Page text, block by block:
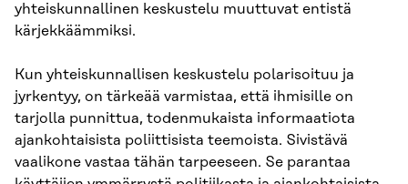
yhteiskunnallinen keskustelu muuttuvat entistä
kärjekkäämmiksi.
Kun yhteiskunnallisen keskustelu polarisoituu ja
jyrkentyy, on tärkeää varmistaa, että ihmisille on
tarjolla punnittua, todenmukaista informaatiota
ajankohtaisista poliittisista teemoista. Sivistävä
vaalikone vastaa tähän tarpeeseen. Se parantaa